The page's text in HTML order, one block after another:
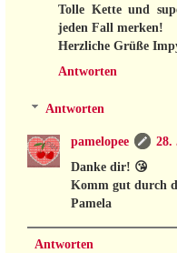
Tolle Kette und
jeden Fall merken!
Herzliche Grüße
Antworten
Antworten
pamelopee
28.
Danke dir! 😘
Komm gut durch
Pamela
Antworten